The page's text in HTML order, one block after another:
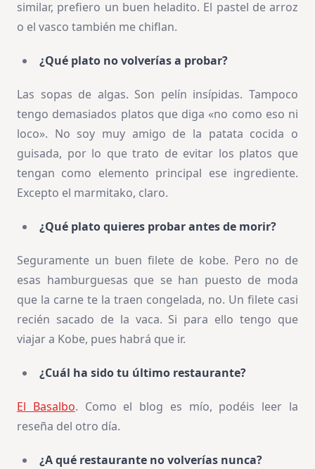
similar, prefiero un buen heladito. El pastel de arroz
o el vasco también me chiflan.
¿Qué plato no volverías a probar?
Las sopas de algas. Son pelín insípidas. Tampoco
tengo demasiados platos que diga «no como eso ni
loco». No soy muy amigo de la patata cocida o
guisada, por lo que trato de evitar los platos que
tengan como elemento principal ese ingrediente.
Excepto el marmitako, claro.
¿Qué plato quieres probar antes de morir?
Seguramente un buen filete de kobe. Pero no de
esas hamburguesas que se han puesto de moda
que la carne te la traen congelada, no. Un filete casi
recién sacado de la vaca. Si para ello tengo que
viajar a Kobe, pues habrá que ir.
¿Cuál ha sido tu último restaurante?
El Basalbo. Como el blog es mío, podéis leer la
reseña del otro día.
¿A qué restaurante no volverías nunca?